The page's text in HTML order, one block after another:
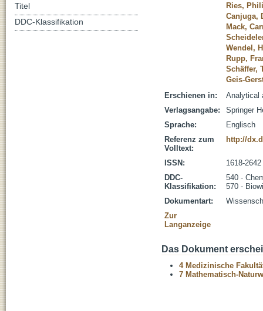
Ries,
Canjuga,
Mack,
Wendel,
Rupp,
Schäffer,
Geis-
Erschienen in:
Analytical
Verlagsangabe:
Springer
Sprache:
Englisch
Referenz zum
Volltext:
http://
ISSN:
1618-2642
DDC-
Klassifikation:
540 -
570 -
Dokumentart:
Zur
Langanzeige
Das Dokument
4 Medizinische
7 Mathematisch-
Titel
DDC-Klassifikation